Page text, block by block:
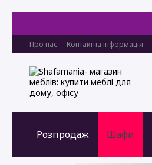
Про нас Контактна інформація
Розпродаж Шафи